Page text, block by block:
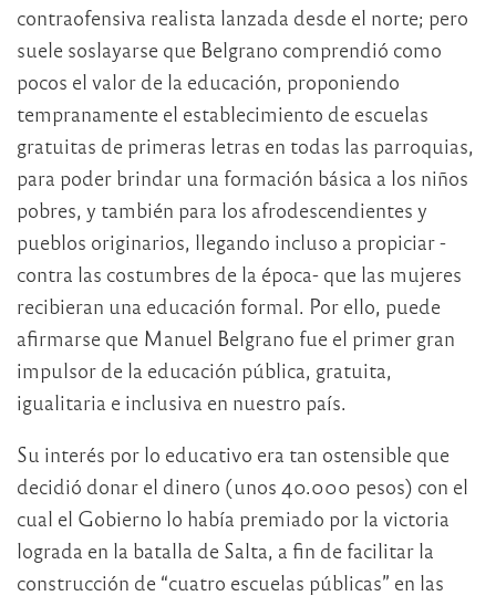
contraofensiva realista lanzada desde el norte; pero
suele soslayarse que Belgrano comprendió como
pocos el valor de la educación, proponiendo
tempranamente el establecimiento de escuelas
gratuitas de primeras letras en todas las parroquias,
para poder brindar una formación básica a los niños
pobres, y también para los afrodescendientes y
pueblos originarios, llegando incluso a propiciar -
contra las costumbres de la época- que las mujeres
recibieran una educación formal. Por ello, puede
afirmarse que Manuel Belgrano fue el primer gran
impulsor de la educación pública, gratuita,
igualitaria e inclusiva en nuestro país.
Su interés por lo educativo era tan ostensible que
decidió donar el dinero (unos 40.000 pesos) con el
cual el Gobierno lo había premiado por la victoria
lograda en la batalla de Salta, a fin de facilitar la
construcción de “cuatro escuelas públicas” en las